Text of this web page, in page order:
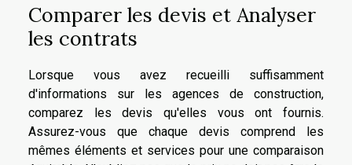
Comparer les devis et Analyser
les contrats
Lorsque vous avez recueilli suffisamment
d'informations sur les agences de construction,
comparez les devis qu'elles vous ont fournis.
Assurez-vous que chaque devis comprend les
mêmes éléments et services pour une comparaison